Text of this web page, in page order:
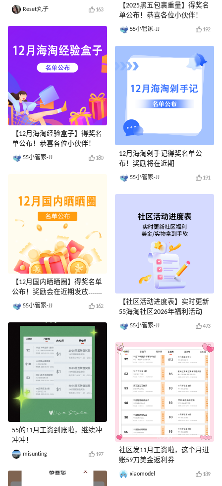
Reset丸子 163
【12月海淘经验盒子】得奖名
单公布！恭喜各位小伙伴！
55小管家-JJ 180
【12月国内晒晒圈】得奖名单
公布！奖励会在近期发放.......
55小管家-JJ 162
55的11月工资到账啦，继续冲
冲冲！
misunting 197
【2025黑五包裹重量】得奖名
单公布！恭喜各位小伙伴！
55小管家-JJ 192
12月海淘剁手记得奖名单公
布！奖励将在近期
55小管家-JJ 191
【社区活动进度表】实时更新
55海淘社区2026年福利活动
55小管家-JJ 493
社区发11月工资啦，这个月进
账59刀美金返利券
xiaomodel 189